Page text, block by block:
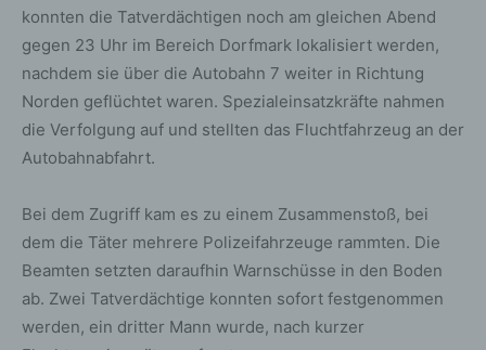
konnten die Tatverdächtigen noch am gleichen Abend
gegen 23 Uhr im Bereich Dorfmark lokalisiert werden,
nachdem sie über die Autobahn 7 weiter in Richtung
Norden geflüchtet waren. Spezialeinsatzkräfte nahmen
die Verfolgung auf und stellten das Fluchtfahrzeug an der
Autobahnabfahrt.
Bei dem Zugriff kam es zu einem Zusammenstoß, bei
dem die Täter mehrere Polizeifahrzeuge rammten. Die
Beamten setzten daraufhin Warnschüsse in den Boden
ab. Zwei Tatverdächtige konnten sofort festgenommen
werden, ein dritter Mann wurde, nach kurzer